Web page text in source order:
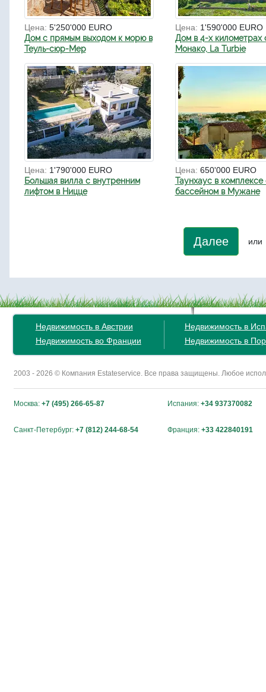
Цена: 5'250'000 EURO
Дом с прямым выходом к морю в
Теуль-сюр-Мер
Цена: 1'590'000 EURO
Дом в 4-х километрах
Монако, La Turbie
Цена: 1'790'000 EURO
Большая вилла с внутренним
лифтом в Ницце
Цена: 650'000 EURO
Таунхаус в комплексе
бассейном в Мужане
Далее или
Недвижимость в Австрии
Недвижимость во Франции
Недвижимость в
Недвижимость в
2003 - 2026 © Компания Estateservice. Все права защищены. Любое
Москва: +7 (495) 266-65-87 Испания: +34 937370082
Санкт-Петербург: +7 (812) 244-68-54 Франция: +33 422840191